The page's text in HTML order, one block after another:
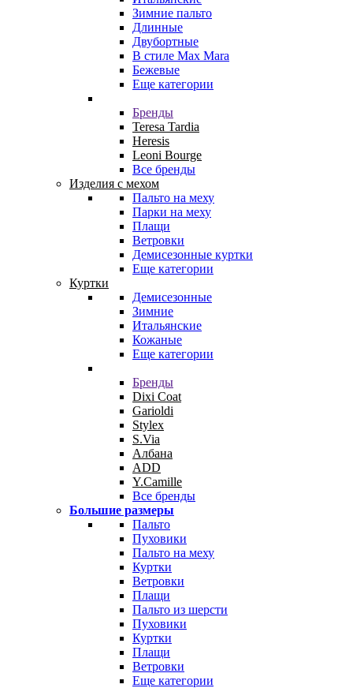
Зимние пальто
Длинные
Двубортные
В стиле Max Mara
Бежевые
Еще категории
Бренды
Teresa Tardia
Heresis
Leoni Bourge
Все бренды
Изделия с мехом
Пальто на меху
Парки на меху
Плащи
Ветровки
Демисезонные куртки
Еще категории
Куртки
Демисезонные
Зимние
Итальянские
Кожаные
Еще категории
Бренды
Dixi Coat
Garioldi
Stylex
S.Via
Албана
ADD
Y.Camille
Все бренды
Большие размеры
Пальто
Пуховики
Пальто на меху
Куртки
Ветровки
Плащи
Пальто из шерсти
Пуховики
Куртки
Плащи
Ветровки
Еще категории